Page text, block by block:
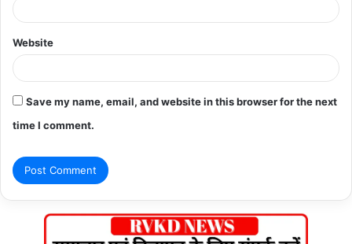
Website
Save my name, email, and website in this browser for the next
time I comment.